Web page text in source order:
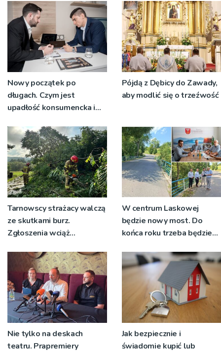
Nowy początek po
długach. Czym jest
upadłość konsumencka i
rozsądnym wyjściem?
Pójdą z Dębicy do Zawady,
aby modlić się o trzeźwość
Tarnowscy strażacy walczą
ze skutkami burz.
Zgłoszenia wciąż
W centrum Laskowej
będzie nowy most. Do
końca roku trzeba będzie
Nie tylko na deskach
teatru. Prapremiery
Jak bezpiecznie i
świadomie kupić lub